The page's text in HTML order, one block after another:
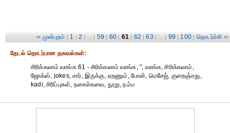
‹‹ முன்புறம் | 1 | 2 | ... | 59 | 60 | 61 | 62 | 63 | ... | 99 | 100 | தொடர்ச்சி ››
தேட‌ல் தொட‌ர்பான தகவ‌ல்க‌ள்:
சிரிக்கலாம் வாங்க 61 - சிரிக்கலாம் வாங்க, ", வாங்க, சிரிக்கலாம்,
ஜோக்ஸ், jokes, சார், இருக்கு, ஏறணும், போன், மெசேஜ், குறைஞ்சது,
kadi, சிரிப்புகள், நகைச்சுவை, நூறு, நம்ம